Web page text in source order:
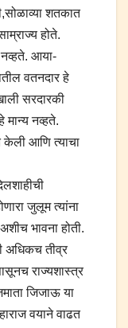
शतकात
होते.
नव्हते. आया-
वतनदार हे
सरदारकी
मान्य नव्हते.
आणि त्याचा
जुलूम त्यांना
भावना होती.
अधिकच तीव्र
राज्यशास्त्र
जिजाऊ या
वयाने वाढत